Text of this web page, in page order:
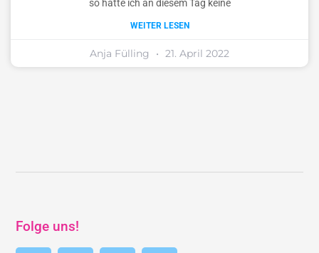
so hatte ich an diesem Tag keine
WEITER LESEN
Anja Fülling 21. April 2022
Folge uns!